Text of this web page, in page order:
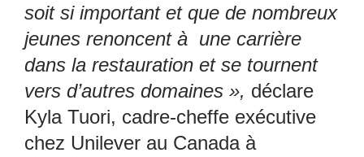
soit si important et que de nombreux
jeunes renoncent à une carrière
dans la restauration et se tournent
vers d’autres domaines », déclare
Kyla Tuori, cadre-cheffe exécutive
chez Unilever au Canada à